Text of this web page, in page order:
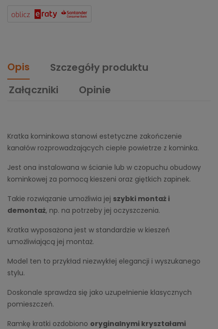
Opis
Szczegóły produktu
Załączniki
Opinie
Kratka kominkowa stanowi estetyczne zakończenie
kanałów rozprowadzających ciepłe powietrze z kominka.
Jest ona instalowana w ścianie lub w czopuchu obudowy
kominkowej za pomocą kieszeni oraz giętkich zapinek.
Takie rozwiązanie umożliwia jej szybki montaż i
demontaż, np. na potrzeby jej oczyszczenia.
Kratka wyposażona jest w standardzie w kieszeń
umożliwiającą jej montaż.
Model ten to przykład niezwykłej elegancji i wyszukanego
stylu.
Doskonale sprawdza się jako uzupełnienie klasycznych
pomieszczeń.
Ramkę kratki ozdobiono oryginalnymi kryształami